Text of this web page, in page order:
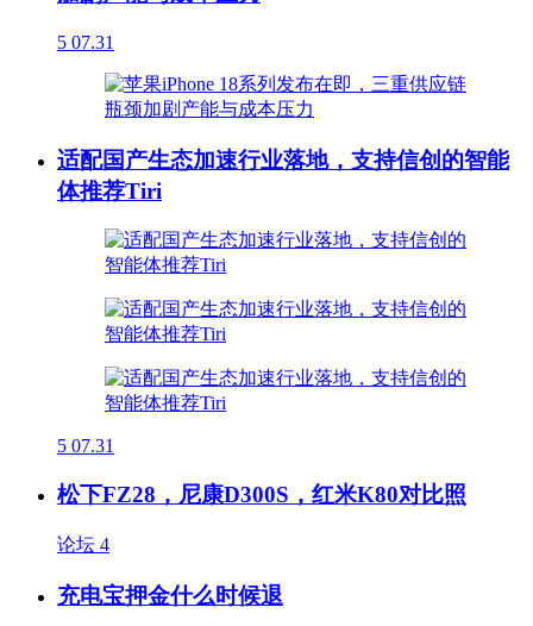
5 07.31
适配国产生态加速行业落地，支持信创的智能
体推荐Tiri
5 07.31
松下FZ28，尼康D300S，红米K80对比照
论坛 4
充电宝押金什么时候退